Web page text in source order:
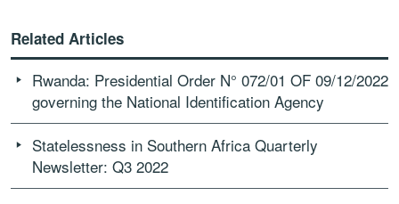
Related Articles
Rwanda: Presidential Order N° 072/01 OF 09/12/2022
governing the National Identification Agency
Statelessness in Southern Africa Quarterly
Newsletter: Q3 2022